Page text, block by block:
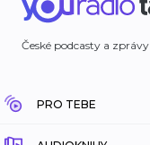
České podcasty a zprávy
PRO TEBE